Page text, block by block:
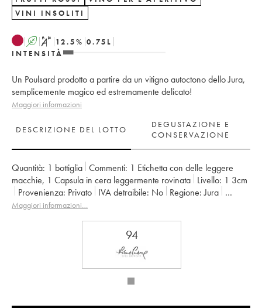
VINI INSOLITI
A S 12.5% 0.75 L
INTENSITÀ
Un Poulsard prodotto a partire da un vitigno autoctono dello Jura,
semplicemente magico ed estremamente delicato!
Maggiori informazioni
DESCRIZIONE DEL LOTTO
DEGUSTAZIONE E
CONSERVAZIONE
Quantità: 1 bottiglia Commenti: 1 Etichetta con delle leggere
macchie, 1 Capsula in cera leggermente rovinata Livello: 1 3cm
Provenienza:
privato IVA detraibile: no Regione: Jura
Denominazione:
Arbois-Pupillin
Maggiori informazioni…
94